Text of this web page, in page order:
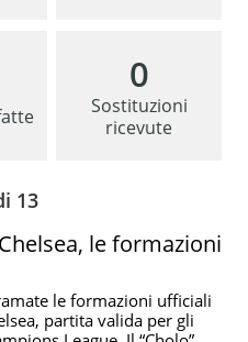
0
Sostituzioni
ricevute
13
le formazioni
le formazioni ufficiali
partita valida per gli